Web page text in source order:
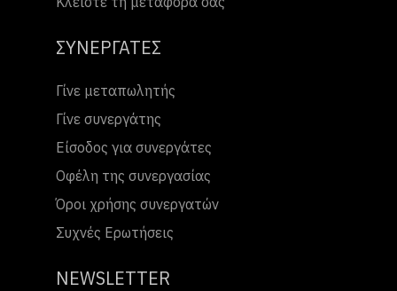
ΣΥΝΕΡΓΑΤΕΣ
Γίνε μεταπωλητής
Γίνε συνεργάτης
Είσοδος για συνεργάτες
Οφέλη της συνεργασίας
Όροι χρήσης συνεργατών
Συχνές Ερωτήσεις
NEWSLETTER